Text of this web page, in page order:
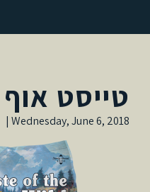
טייסט
Wednesday, June 6, 2018 |